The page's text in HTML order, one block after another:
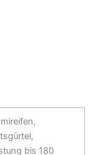
bis 180